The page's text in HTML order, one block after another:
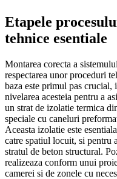
Etapele
tehnice esentiale
Montarea corecta a
respectarea unor proceduri
baza este primul pas crucial,
nivelarea acesteia pentru a
un strat de izolatie termica
speciale cu caneluri
Aceasta izolatie este
catre spatiul locuit, si pentru
stratul de beton structural.
realizeaza conform unui
camerei si de zonele cu